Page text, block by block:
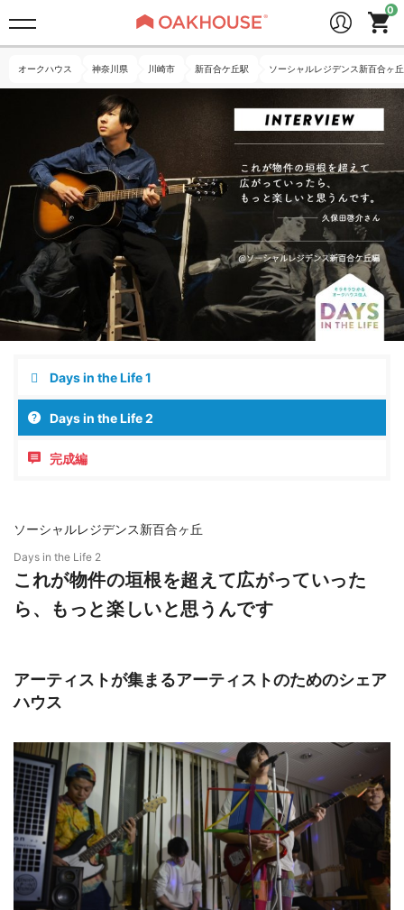
オークハウス 神奈川県 川崎市 新百合ケ丘駅 ソーシャルレジデンス新百合ヶ丘
ソーシャルレジデンス新百合ヶ丘
Days in the Life 1
Days in the Life 2
完成編
Days in the Life 2
これが物件の垣根を超えて広がっていった
ら、もっと楽しいと思うんです
アーティストが集まるアーティストのためのシェア
ハウス